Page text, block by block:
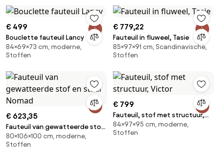
€ 499
Bouclette fauteuil Lancy
84×69×73 cm, moderne,
Stoffen
€ 779,22
Fauteuil in fluweel, Tasie
85×97×91 cm, Scandinavische,
Stoffen
€ 623,35
Fauteuil van gewatteerde stof
en staal Nomad
80×106×100 cm, moderne,
Stoffen
€ 799
Fauteuil, stof met structuur,
Victor
84×97×95 cm, moderne,
Stoffen